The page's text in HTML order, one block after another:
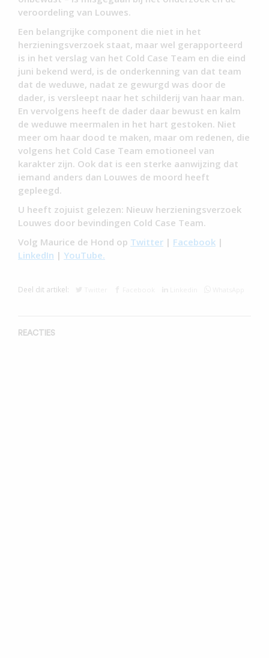
veroordeling van Louwes.
Een belangrijke component die niet in het
herzieningsverzoek staat, maar wel gerapporteerd
is in het verslag van het Cold Case Team en die eind
juni bekend werd, is de onderkenning van dat team
dat de weduwe, nadat ze gewurgd was door de
dader, is versleept naar het schilderij van haar man.
En vervolgens heeft de dader daar bewust en kalm
de weduwe meermalen in het hart gestoken. Niet
meer om haar dood te maken, maar om redenen, die
volgens het Cold Case Team emotioneel van
karakter zijn. Ook dat is een sterke aanwijzing dat
iemand anders dan Louwes de moord heeft
gepleegd.
U heeft zojuist gelezen: Nieuw herzieningsverzoek
Louwes door bevindingen Cold Case Team.
Volg Maurice de Hond op Twitter | Facebook |
LinkedIn | YouTube.
Deel dit artikel:
REACTIES